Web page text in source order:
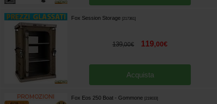
Fox Session Storage 217361]
139,00€ 119,00€
Acquista
Fox Eos 250 Boat - Gommone 219033]